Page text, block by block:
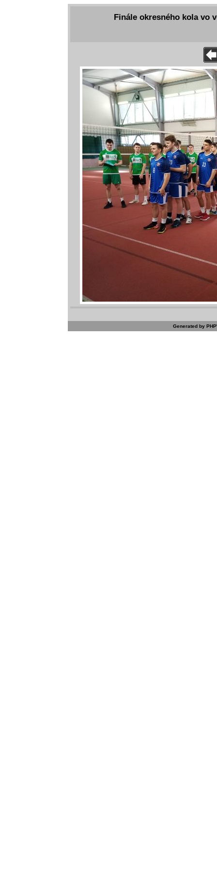
Finále okresného kola vo
Generated by